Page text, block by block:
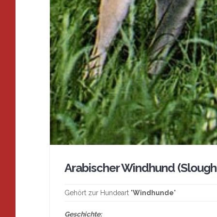
Arabischer Windhund
Gehört zur Hundeart "Windhunde"
Geschichte: